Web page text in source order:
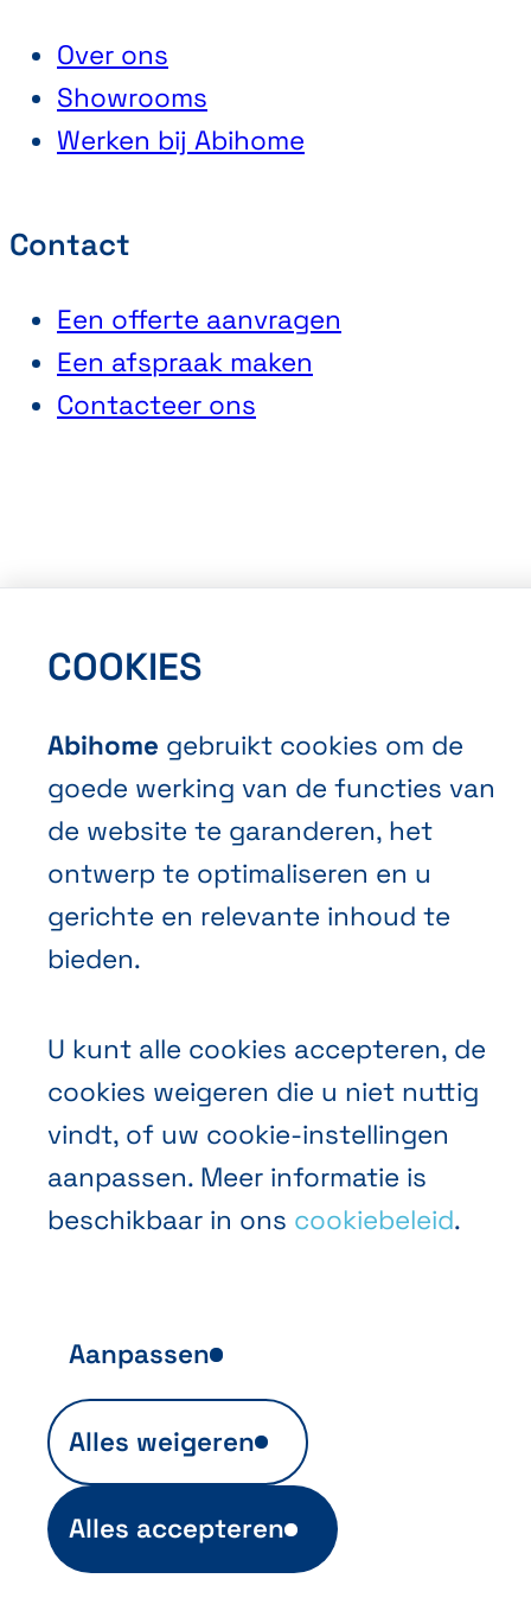
Abihome
Privacybeleid
Over ons
Showrooms
Werken bij Abihome
Contact
Een offerte aanvragen
Een afspraak maken
Contacteer ons
COOKIES
Abihome gebruikt cookies om de
goede werking van de functies van
de website te garanderen, het
ontwerp te optimaliseren en u
gerichte en relevante inhoud te
bieden.
U kunt alle cookies accepteren, de
cookies weigeren die u niet nuttig
vindt, of uw cookie-instellingen
aanpassen. Meer informatie is
beschikbaar in ons cookiebeleid.
Anonieme publieksanalyse
Ils sont indispensables au fonctionnement
du site et sont automatiquement actifs
(ex. info de login). Ils permettent aussi
d'établir des statistiques anonymes sur
Aanpassen
Alles weigeren
Alles accepteren